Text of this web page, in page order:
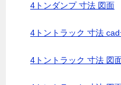
4トンダンプ 寸法 図面
4トントラック 寸法 cad
4トントラック 寸法 図